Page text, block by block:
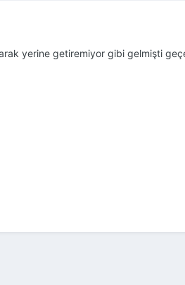
yerine getiremiyor gibi gelmişti